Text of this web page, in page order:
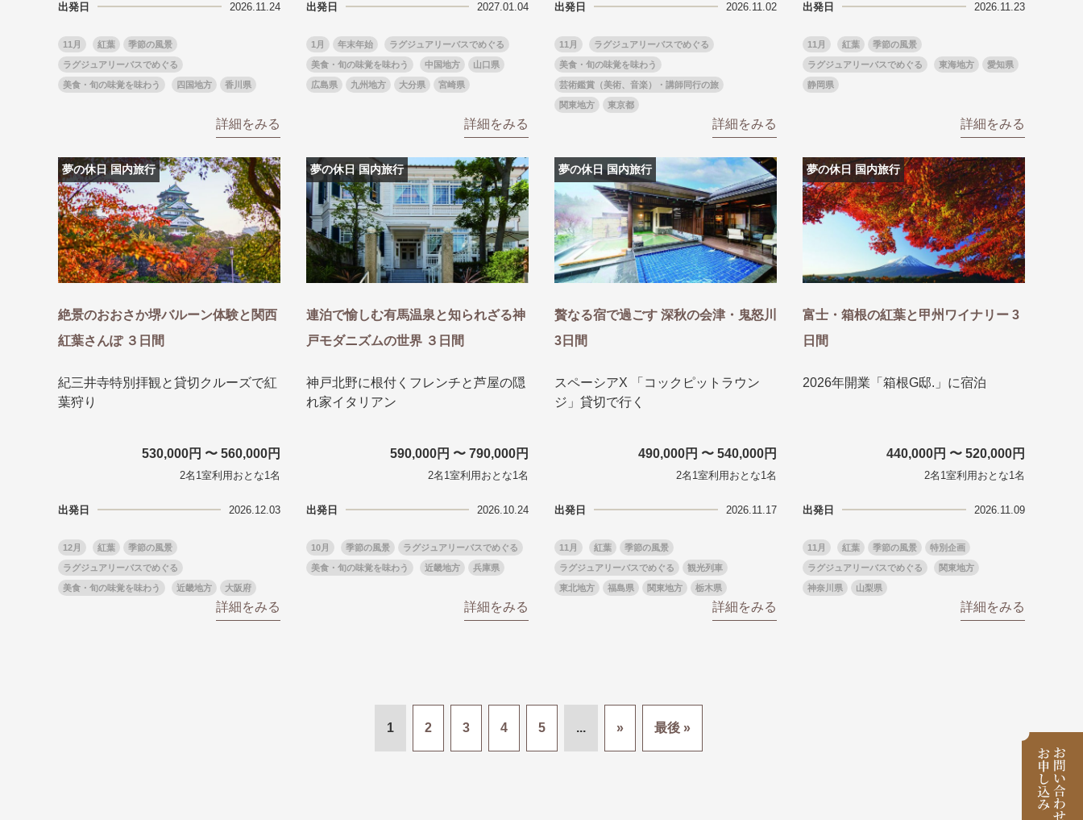
出発日 2026.11.24
11月 紅葉 季節の風景
ラグジュアリーバスでめぐる
美食・旬の味覚を味わう 四国地方 香川県
詳細をみる
出発日 2027.01.04
1月 年末年始 ラグジュアリーバスでめぐる
美食・旬の味覚を味わう 中国地方 山口県
広島県 九州地方 大分県 宮崎県
詳細をみる
出発日 2026.11.02
11月 ラグジュアリーバスでめぐる
美食・旬の味覚を味わう
芸術鑑賞（美術、音楽）・講師同行の旅
関東地方 東京都
詳細をみる
出発日 2026.11.23
11月 紅葉 季節の風景
ラグジュアリーバスでめぐる 東海地方 愛知県
静岡県
詳細をみる
夢の休日 国内旅行
絶景のおおさか堺バルーン体験と関西
紅葉さんぽ ３日間
紀三井寺特別拝観と貸切クルーズで紅
葉狩り
530,000円 〜 560,000円
2名1室利用おとな1名
出発日 2026.12.03
12月 紅葉 季節の風景
ラグジュアリーバスでめぐる
美食・旬の味覚を味わう 近畿地方 大阪府
詳細をみる
夢の休日 国内旅行
連泊で愉しむ有馬温泉と知られざる神
戸モダニズムの世界 ３日間
神戸北野に根付くフレンチと芦屋の隠
れ家イタリアン
590,000円 〜 790,000円
2名1室利用おとな1名
出発日 2026.10.24
10月 季節の風景 ラグジュアリーバスでめぐる
美食・旬の味覚を味わう 近畿地方 兵庫県
詳細をみる
夢の休日 国内旅行
贅なる宿で過ごす 深秋の会津・鬼怒川
3日間
スペーシアX 「コックピットラウン
ジ」貸切で行く
490,000円 〜 540,000円
2名1室利用おとな1名
出発日 2026.11.17
11月 紅葉 季節の風景
ラグジュアリーバスでめぐる 観光列車
東北地方 福島県 関東地方 栃木県
詳細をみる
夢の休日 国内旅行
富士・箱根の紅葉と甲州ワイナリー 3
日間
2026年開業「箱根G邸.」に宿泊
440,000円 〜 520,000円
2名1室利用おとな1名
出発日 2026.11.09
11月 紅葉 季節の風景 特別企画
ラグジュアリーバスでめぐる 関東地方
神奈川県 山梨県
詳細をみる
1 2 3 4 5 ... » 最後 »